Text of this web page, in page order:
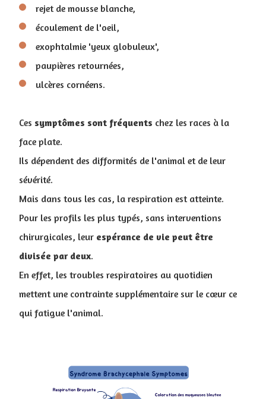
rejet de mousse blanche,
écoulement de l'oeil,
exophtalmie 'yeux globuleux',
paupières retournées,
ulcères cornéens.
Ces symptômes sont fréquents chez les races à la
face plate.
Ils dépendent des difformités de l'animal et de leur
sévérité.
Mais dans tous les cas, la respiration est atteinte.
Pour les profils les plus typés, sans interventions
chirurgicales, leur espérance de vie peut être
divisée par deux.
En effet, les troubles respiratoires au quotidien
mettent une contrainte supplémentaire sur le cœur ce
qui fatigue l'animal.